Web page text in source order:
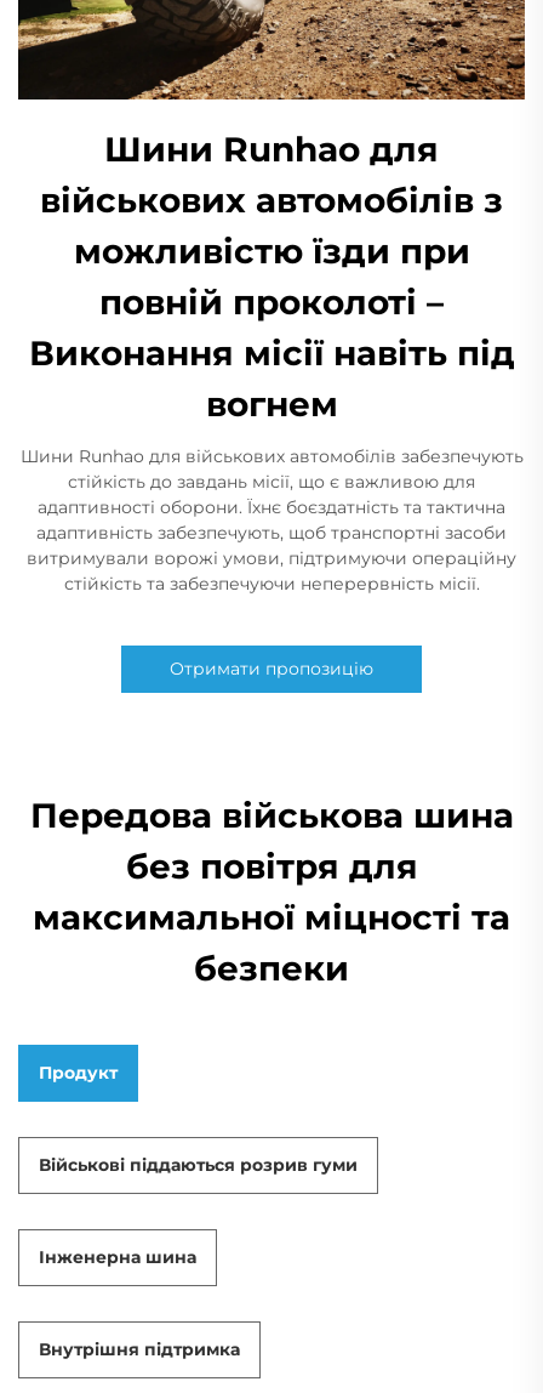
Шини Runhao для
військових автомобілів з
можливістю їзди при
повній проколоті –
Виконання місії навіть під
вогнем
Шини Runhao для військових автомобілів забезпечують
стійкість до завдань місії, що є важливою для
адаптивності оборони. Їхнє боєздатність та тактична
адаптивність забезпечують, щоб транспортні засоби
витримували ворожі умови, підтримуючи операційну
стійкість та забезпечуючи неперервність місії.
Отримати пропозицію
Передова військова шина
без повітря для
максимальної міцності та
безпеки
Продукт
Військові піддаються розрив гуми
Інженерна шина
Внутрішня підтримка